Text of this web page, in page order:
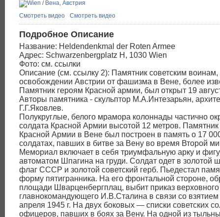
Смотреть видео Смотреть видео
Подробное Описание
Название: Heldendenkmal der Roten Armee
Адрес: Schwarzenbergplatz H, 1030 Wien
Фото: см. ссылки
Описание (см. ссылку 2): Памятник советским
освобождении Австрии от фашизма в Вене, более
Памятник героям Красной армии, был открыт 19
Авторы памятника - скульптор М.А.Интезарьян,
Г.Г.Яковлев.
Полукруглые, белого мрамора колоннады частично
солдата Красной Армии высотой 12 метров. Памятник
Красной Армии в Вене был построен в память о 17
солдатах, павших в битве за Вену во время Второй
Мемориал включает в себя триумфальную арку и
автоматом Шпагина на груди. Солдат одет в золотой
флаг СССР и золотой советский герб. Пьедестал
форму пятигранника. На его фронтальной стороне,
площади Шварценбергплац, выбит приказ верховного
главнокомандующего И.В.Сталина в связи со
апреля 1945 г. На двух боковых — списки советских
офицеров, павших в боях за Вену. На одной из